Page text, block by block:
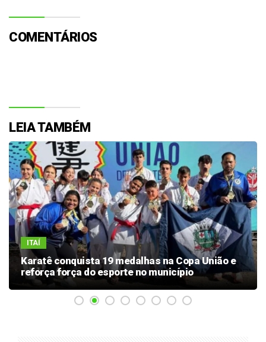
COMENTÁRIOS
LEIA TAMBÉM
ITAÍ
Karatê conquista 19 medalhas na Copa União e
reforça força do esporte no município